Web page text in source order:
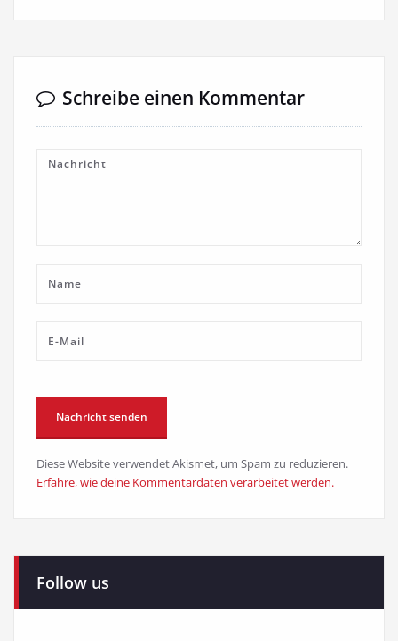
Schreibe einen Kommentar
Diese Website verwendet Akismet, um Spam zu reduzieren.
Erfahre, wie deine Kommentardaten verarbeitet werden.
Follow us